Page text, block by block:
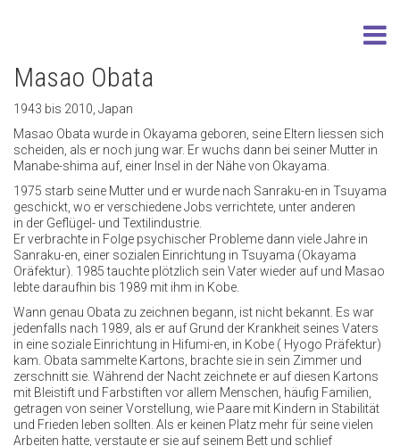
Masao Obata
1943 bis 2010, Japan
Masao Obata wurde in Okayama geboren, seine Eltern liessen sich
scheiden, als er noch jung war. Er wuchs dann bei seiner Mutter in
Manabe-shima auf, einer Insel in der Nähe von Okayama.
1975 starb seine Mutter und er wurde nach Sanraku-en in Tsuyama
geschickt, wo er verschiedene Jobs verrichtete, unter anderen
in der Geflügel- und Textilindustrie.
Er verbrachte in Folge psychischer Probleme dann viele Jahre in
Sanraku-en, einer sozialen Einrichtung in Tsuyama (Okayama
Oräfektur). 1985 tauchte plötzlich sein Vater wieder auf und Masao
lebte daraufhin bis 1989 mit ihm in Kobe.
Wann genau Obata zu zeichnen begann, ist nicht bekannt. Es war
jedenfalls nach 1989, als er auf Grund der Krankheit seines Vaters
in eine soziale Einrichtung in Hifumi-en, in Kobe ( Hyogo Präfektur)
kam. Obata sammelte Kartons, brachte sie in sein Zimmer und
zerschnitt sie. Während der Nacht zeichnete er auf diesen Kartons
mit Bleistift und Farbstiften vor allem Menschen, häufig Familien,
getragen von seiner Vorstellung, wie Paare mit Kindern in Stabilität
und Frieden leben sollten. Als er keinen Platz mehr für seine vielen
Arbeiten hatte, verstaute er sie auf seinem Bett und schlief